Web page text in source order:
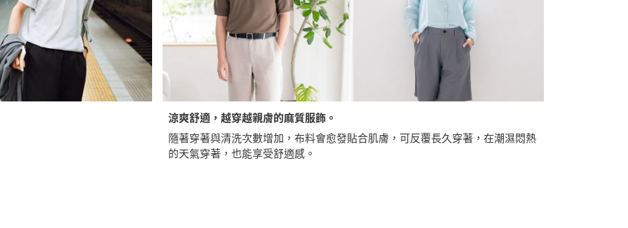
涼爽舒適，越穿越親膚的麻質服飾。
隨著穿著與清洗次數增加，布料會愈發貼合肌膚，可反覆長久穿著，在潮濕悶熱
的天氣穿著，也能享受舒適感。